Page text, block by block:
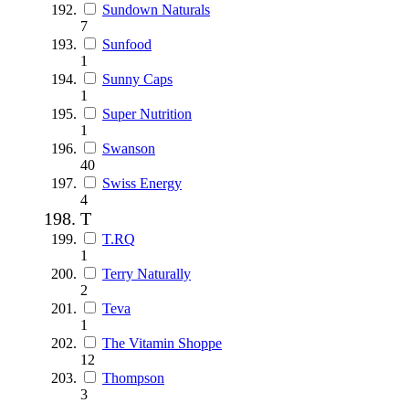
Sundown Naturals
7
Sunfood
1
Sunny Caps
1
Super Nutrition
1
Swanson
40
Swiss Energy
4
T
T.RQ
1
Terry Naturally
2
Teva
1
The Vitamin Shoppe
12
Thompson
3